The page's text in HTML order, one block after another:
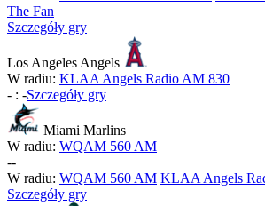
The Fan
Szczegóły gry
Los Angeles Angels
W radiu: KLAA Angels Radio AM 830
- : -Szczegóły gry
Miami Marlins
W radiu: WQAM 560 AM
--
W radiu: WQAM 560 AM KLAA Angels
Szczegóły gry